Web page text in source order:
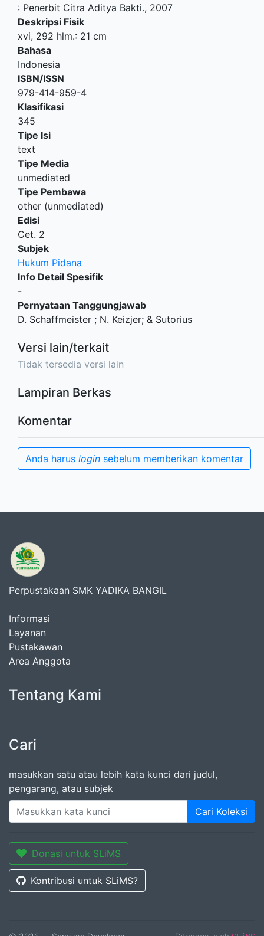
: Penerbit Citra Aditya Bakti., 2007
Deskripsi Fisik
xvi, 292 hlm.: 21 cm
Bahasa
Indonesia
ISBN/ISSN
979-414-959-4
Klasifikasi
345
Tipe Isi
text
Tipe Media
unmediated
Tipe Pembawa
other (unmediated)
Edisi
Cet. 2
Subjek
Hukum Pidana
Info Detail Spesifik
-
Pernyataan Tanggungjawab
D. Schaffmeister ; N. Keizjer; & Sutorius
Versi lain/terkait
Tidak tersedia versi lain
Lampiran Berkas
Komentar
Anda harus login sebelum memberikan komentar
Perpustakaan SMK YADIKA BANGIL
Informasi
Layanan
Pustakawan
Area Anggota
Tentang Kami
Cari
masukkan satu atau lebih kata kunci dari judul,
pengarang, atau subjek
Cari Koleksi
Donasi untuk SLiMS
Kontribusi untuk SLiMS?